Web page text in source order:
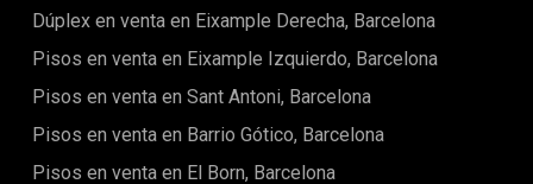
Dúplex en venta en Eixample Derecha, Barcelona
Pisos en venta en Eixample Izquierdo, Barcelona
Pisos en venta en Sant Antoni, Barcelona
Pisos en venta en Barrio Gótico, Barcelona
Pisos en venta en El Born, Barcelona